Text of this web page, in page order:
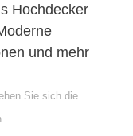
Hochdecker
und mehr
Sie sich die